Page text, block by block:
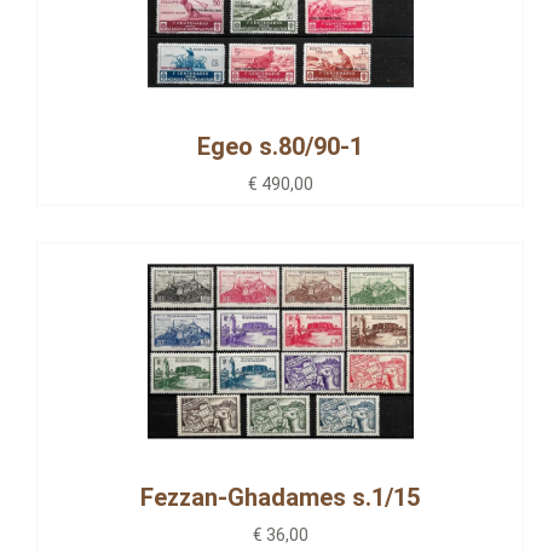
Egeo s.80/90-1
€ 490,00
Fezzan-Ghadames s.1/15
€ 36,00